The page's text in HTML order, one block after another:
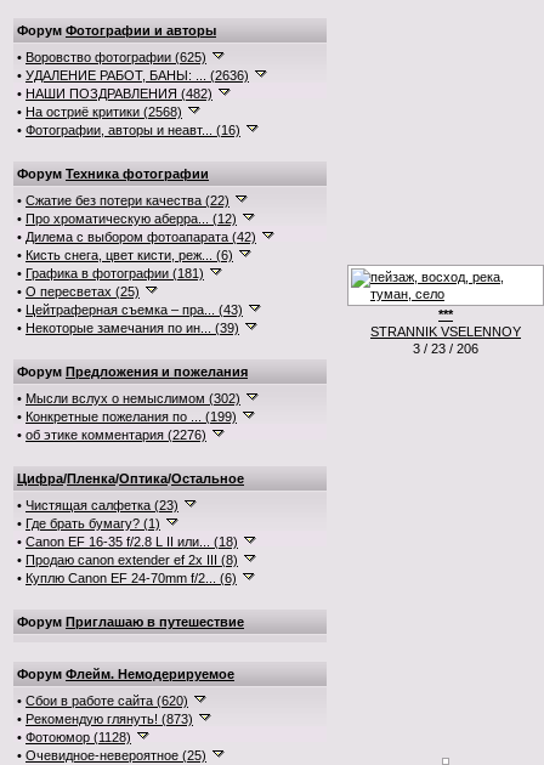
Форум Фотографии и авторы
• Воровство фотографии (625)
• УДАЛЕНИЕ РАБОТ, БАНЫ: ... (2636)
• НАШИ ПОЗДРАВЛЕНИЯ (482)
• На остриё критики (2568)
• Фотографии, авторы и неавт... (16)
Форум Техника фотографии
• Сжатие без потери качества (22)
• Про хроматическую аберра... (12)
• Дилема с выбором фотоапарата (42)
• Кисть снега, цвет кисти, реж... (6)
• Графика в фотографии (181)
• О пересветах (25)
• Цейтраферная съемка – пра... (43)
• Некоторые замечания по ин... (39)
Форум Предложения и пожелания
• Мысли вслух о немыслимом (302)
• Конкретные пожелания по ... (199)
• об этике комментария (2276)
Цифра/Пленка/Оптика/Остальное
• Чистящая салфетка (23)
• Где брать бумагу? (1)
• Canon EF 16-35 f/2.8 L II или... (18)
• Продаю canon extender ef 2x III (8)
• Куплю Canon EF 24-70mm f/2... (6)
Форум Приглашаю в путешествие
Форум Флейм. Немодерируемое
• Сбои в работе сайта (620)
• Рекомендую глянуть! (873)
• Фотоюмор (1128)
• Очевидное-невероятное (25)
***
STRANNIK VSELENNOY
3 / 23 / 206